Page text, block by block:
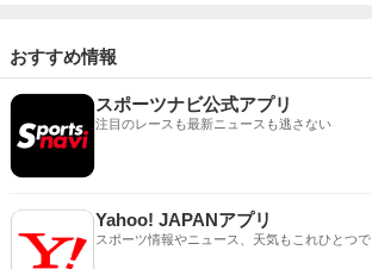
おすすめ情報
スポーツナビ公式アプリ
注目のレースも最新ニュースも逃さない
Yahoo! JAPANアプリ
スポーツ情報やニュース、天気もこれひとつで